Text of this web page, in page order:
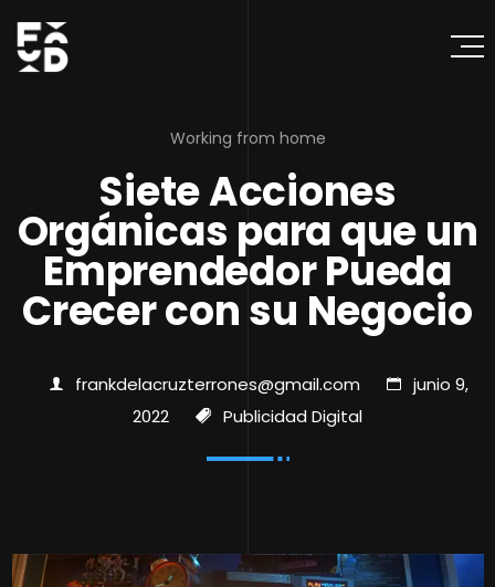
Working from home
Siete Acciones
Orgánicas para que un
Emprendedor Pueda
Crecer con su Negocio
frankdelacruzterrones@gmail.com
junio 9,
2022
Publicidad Digital